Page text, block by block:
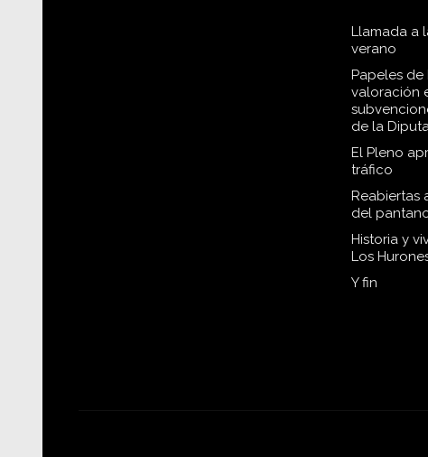
Llamada a
verano
Papeles de
valoración
de la
El Pleno
tráfico
Reabiertas
del
Historia y
Los
Y fin